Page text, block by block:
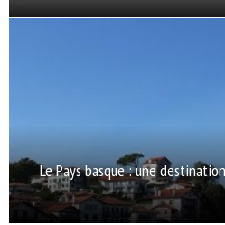
Le Pays basque : une